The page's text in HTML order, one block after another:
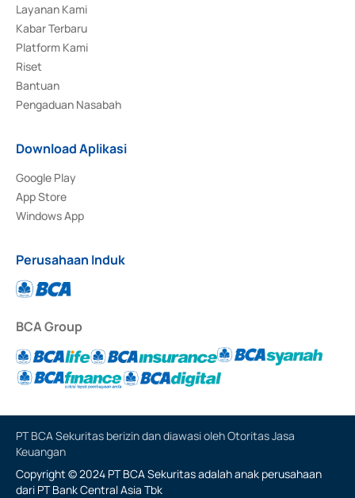
Layanan Kami
Kabar Terbaru
Platform Kami
Riset
Bantuan
Pengaduan Nasabah
Download Aplikasi
Google Play
App Store
Windows App
Perusahaan Induk
BCA Group
PT BCA Sekuritas berizin dan diawasi oleh Otoritas Jasa
Keuangan
Copyright © 2024 PT BCA Sekuritas adalah anak perusahaan
dari PT Bank Central Asia Tbk